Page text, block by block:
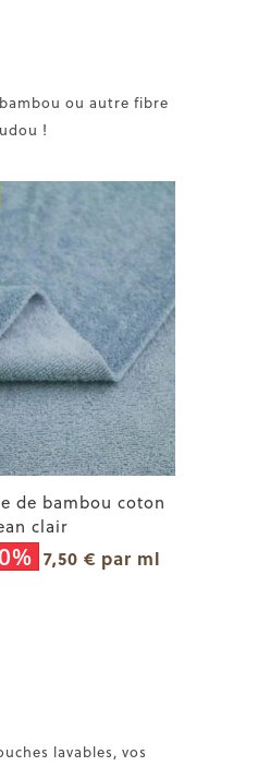
ou autre fibre
!
de bambou coton
clair
7,50 € par ml
lavables, vos